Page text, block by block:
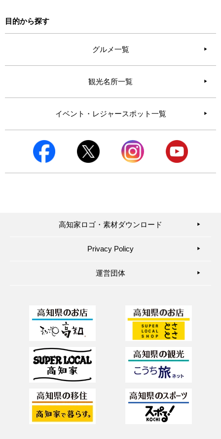
目的から探す
グルメ一覧
観光名所一覧
イベント・レジャースポット一覧
高知家ロゴ・素材ダウンロード ▶︎
Privacy Policy ▶︎
運営団体 ▶︎